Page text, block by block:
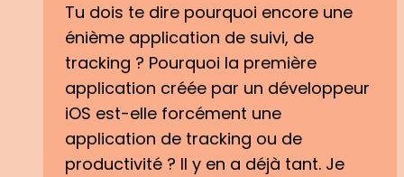
Tu dois te dire pourquoi encore une
énième application de suivi, de
tracking ? Pourquoi la première
application créée par un développeur
iOS est-elle forcément une
application de tracking ou de
productivité ? Il y en a déjà tant. Je